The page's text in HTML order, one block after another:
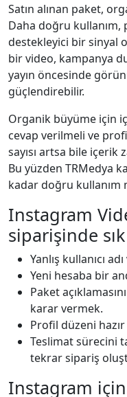
Satın alınan paket,
Daha doğru kullanım,
destekleyici bir sinyal
bir video, kampanya
yayın öncesinde
güçlendirebilir.
Organik büyüme için
cevap verilmeli ve
sayısı artsa bile içerik
Bu yüzden TRMedya
kadar doğru kullanım
Instagram
siparişinde
Yanlış kullanıcı
Yeni hesaba bir
Paket
karar vermek.
Profil düzeni
Teslimat sürecini
tekrar sipariş
Instagram